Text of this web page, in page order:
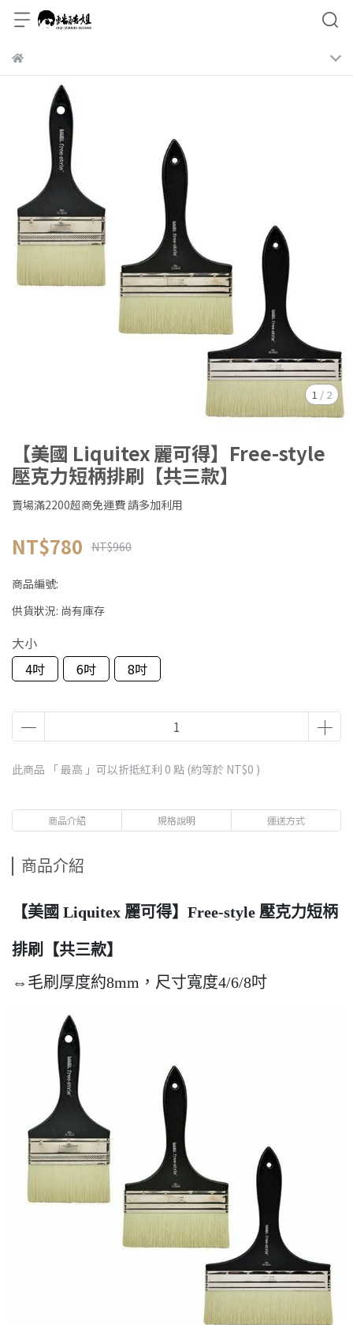
1 / 2
【美國 Liquitex 麗可得】Free-style
壓克力短柄排刷【共三款】
賣場滿2200超商免運費 請多加利用
NT$780 NT$960
商品編號:
供貨狀況: 尚有庫存
大小
4吋
6吋 8吋
此商品 「 最高 」可以折抵紅利 0 點 (約等於 NT$0 )
商品介紹 規格說明 運送方式
商品介紹
【美國 Liquitex 麗可得】Free-style 壓克力短柄
排刷【共三款】
⇔毛刷厚度約8mm，尺寸寬度4/6/8吋